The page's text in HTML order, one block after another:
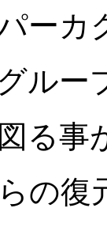
ーカ
ルー
る事
の復